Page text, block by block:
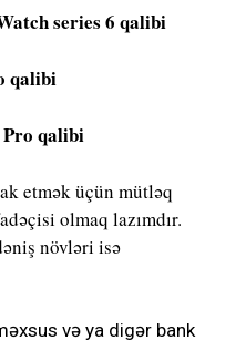
series 6 qalibi
qalibi
qalibi
etmək üçün mütləq
olmaq lazımdır.
növləri isə
və ya digər bank